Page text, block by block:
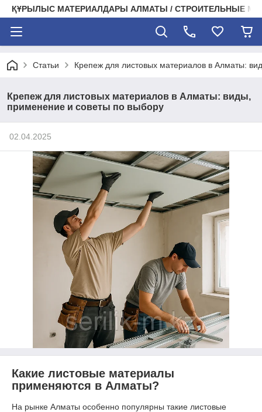
ҚҰРЫЛЫС МАТЕРИАЛДАРЫ АЛМАТЫ / СТРОИТЕЛЬНЫЕ
Статьи Крепеж для листовых материалов в Алматы:
Крепеж для листовых материалов в Алматы: виды,
применение и советы по выбору
02.04.2025
Какие листовые материалы
применяются в Алматы?
На рынке Алматы особенно популярны такие листовые